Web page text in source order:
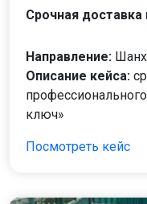
Срочная
Направление:
Описание кейса:
ключ»
Посмотреть кейс